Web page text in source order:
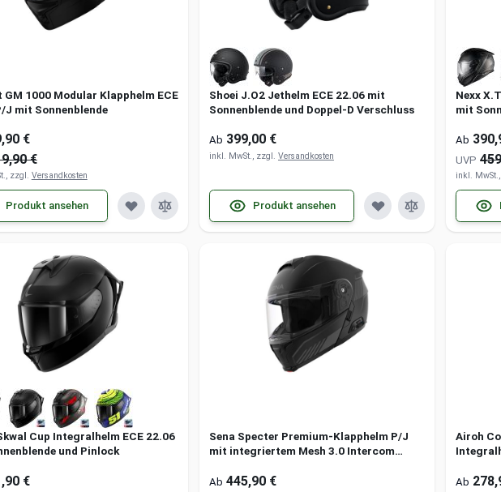
GM 1000 Modular Klapphelm ECE
J mit Sonnenblende
€
€
zzgl. Versandkosten
Produkt ansehen
Shoei J.O2 Jethelm ECE 22.06 mit
Sonnenblende und Doppel-D Verschluss
Ab 399,00 €
inkl. MwSt., zzgl. Versandkosten
Produkt ansehen
Nexx
mit
Ab
UVP
inkl.
Cup Integralhelm ECE 22.06
und Pinlock
€
Sena Specter Premium-Klapphelm P/J
mit integriertem Mesh 3.0 Intercom
Ab 445,90 €
Airoh
Ab